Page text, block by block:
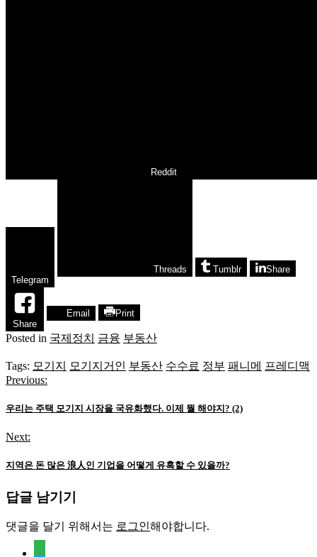
Reddit
Telegram
Threads Tumblr Share
Share
Email Print
Posted in 국제정치 금융 부동산
Tags: 모기지 모기지거인 부동산 수수료 정부 패니메 프레디맥
글
탐
색
Previous:
우리는 주택 모기지 시장을 국유화했다. 이제 뭘 해야지? (2)
Next:
지역은 돈 많은 浪人인 기업을 어떻게 유혹할 수 있을까?
답글 남기기
댓글을 달기 위해서는 로그인해야합니다.